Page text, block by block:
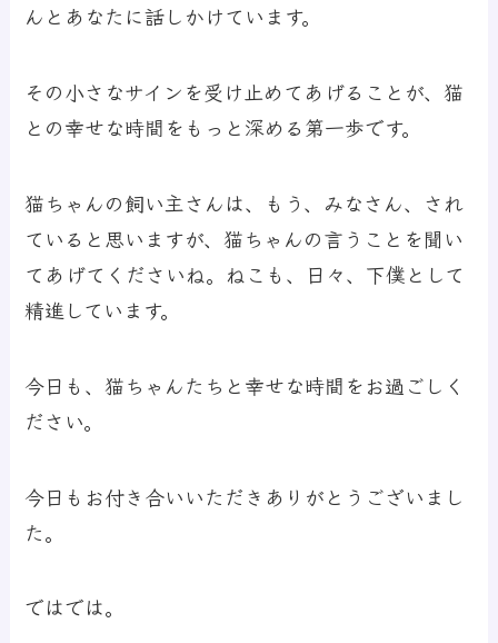
んとあなたに話しかけています。
その小さなサインを受け止めてあげることが、猫
との幸せな時間をもっと深める第一歩です。
猫ちゃんの飼い主さんは、もう、みなさん、され
ていると思いますが、猫ちゃんの言うことを聞い
てあげてくださいね。ねこも、日々、下僕として
精進しています。
今日も、猫ちゃんたちと幸せな時間をお過ごしく
ださい。
今日もお付き合いいただきありがとうございまし
た。
ではでは。